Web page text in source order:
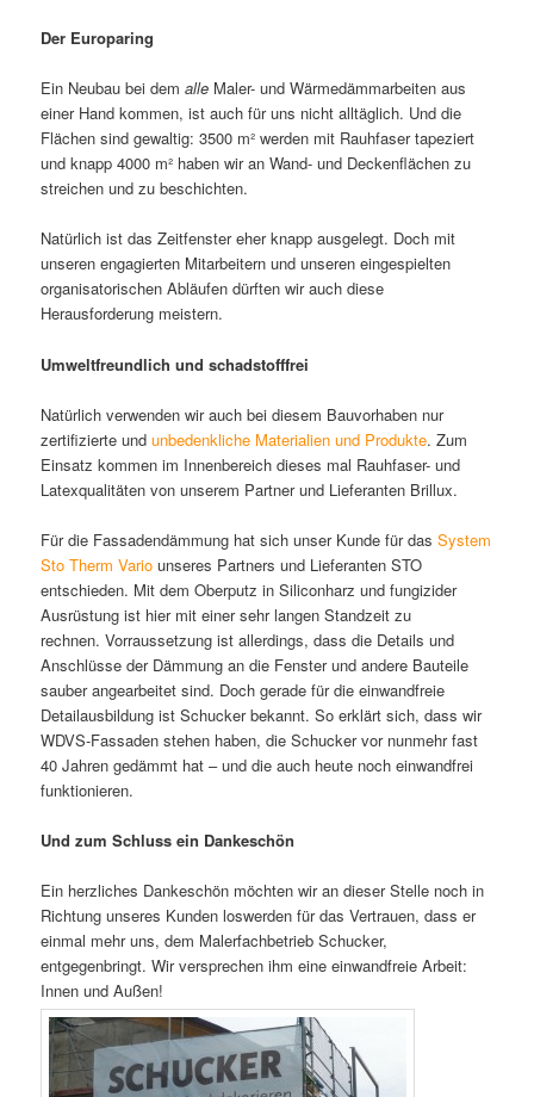
Der Europaring
Ein Neubau bei demalle Maler- und Wärmedämmarbeiten aus
einer Hand kommen, ist auch für uns nicht alltäglich. Und die
Flächen sind gewaltig: 3500 m² werden mit Rauhfaser tapeziert
und knapp 4000 m² haben wir an Wand- und Deckenflächen zu
streichen und zu beschichten.
Natürlich ist das Zeitfenster eher knapp ausgelegt. Doch mit
unseren engagierten Mitarbeitern und unseren eingespielten
organisatorischen Abläufen dürften wir auch diese
Herausforderung meistern.
Umweltfreundlich und schadstofffrei
Natürlich verwenden wir auch bei diesem Bauvorhaben nur
zertifizierte undunbedenkliche Materialien und Produkte. Zum
Einsatz kommen im Innenbereich dieses mal Rauhfaser- und
Latexqualitäten von unserem Partner und Lieferanten Brillux.
Für die Fassadendämmung hat sich unser Kunde für dasSystem
Sto Therm Vario unseres Partners und Lieferanten STO
entschieden. Mit dem Oberputz in Siliconharz und fungizider
Ausrüstung ist hier mit einer sehr langen Standzeit zu
rechnen. Vorraussetzung ist allerdings, dass die Details und
Anschlüsse der Dämmung an die Fenster und andere Bauteile
sauber angearbeitet sind. Doch gerade für die einwandfreie
Detailausbildung ist Schucker bekannt. So erklärt sich, dass wir
WDVS-Fassaden stehen haben, die Schucker vor nunmehr fast
40 Jahren gedämmt hat – und die auch heute noch einwandfrei
funktionieren.
Und zum Schluss ein Dankeschön
Ein herzliches Dankeschön möchten wir an dieser Stelle noch in
Richtung unseres Kunden loswerden für das Vertrauen, dass er
einmal mehr uns, dem Malerfachbetrieb Schucker,
entgegenbringt. Wir versprechen ihm eine einwandfreie Arbeit:
Innen und Außen!